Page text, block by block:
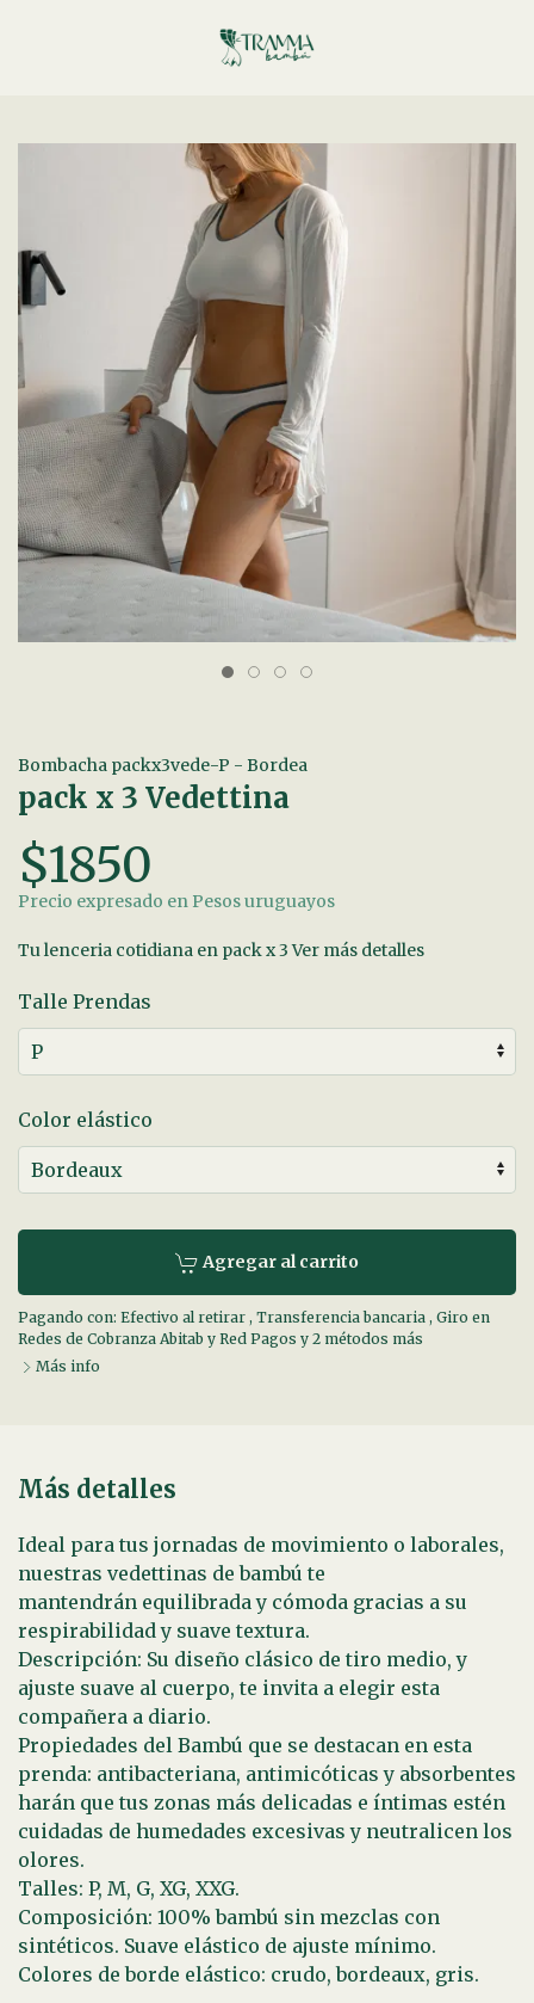
Bombacha packx3vede-P - Bordea
pack x 3 Vedettina
$1850
Precio expresado en Pesos uruguayos
Tu lenceria cotidiana en pack x 3Ver más detalles
Talle Prendas
Color elástico
Agregar al carrito
Pagando con: Efectivo al retirar , Transferencia bancaria , Giro en
Redes de Cobranza Abitab y Red Pagos y 2 métodos más
Más info
Más detalles
Ideal para tus jornadas de movimiento o laborales,
nuestras vedettinas de bambú te
mantendrán equilibrada y cómoda gracias a su
respirabilidad y suave textura.
Descripción: Su diseño clásico de tiro medio, y
ajuste suave al cuerpo, te invita a elegir esta
compañera a diario.
Propiedades del Bambú que se destacan en esta
prenda: antibacteriana, antimicóticas y absorbentes
harán que tus zonas más delicadas e íntimas estén
cuidadas de humedades excesivas y neutralicen los
olores.
Talles: P, M, G, XG, XXG.
Composición: 100% bambú sin mezclas con
sintéticos. Suave elástico de ajuste mínimo.
Colores de borde elástico: crudo, bordeaux, gris.